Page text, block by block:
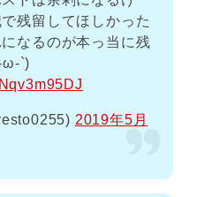
残留してほしかった
なるのが本っ当に残
ω-`)
2019年5月